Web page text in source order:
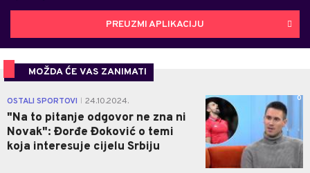
PREUZMI APLIKACIJU
MOŽDA ĆE VAS ZANIMATI
OSTALI SPORTOVI 24.10.2024.
"Na to pitanje odgovor ne zna ni
Novak": Đorđe Đoković o temi
koja interesuje cijelu Srbiju
0